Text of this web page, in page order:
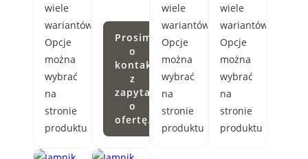
wiele
wariantów.
Opcje
można
wybrać
na
stronie
produktu
Prosimy
o
kontakt
z
zapytaniem
o
ofertę.
wiele
wariantów.
Opcje
można
wybrać
na
stronie
produktu
wiele
wariantów.
Opcje
można
wybrać
na
stronie
produktu